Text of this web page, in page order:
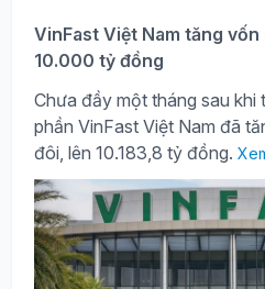
VinFast Việt Nam tăng
10.000 tỷ đồng
Chưa đầy một tháng sau khi
phần VinFast Việt Nam đã
đôi, lên 10.183,8 tỷ đồng.